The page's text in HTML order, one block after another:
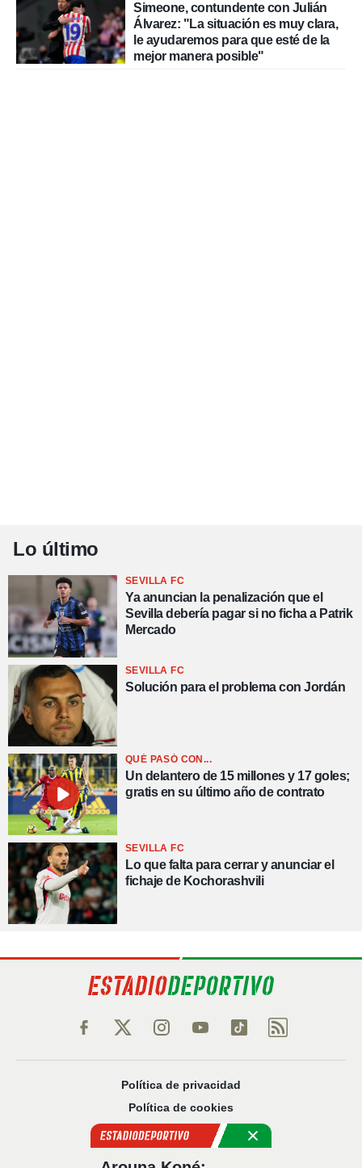
Simeone, contundente con Julián
Álvarez: "La situación es muy clara,
le ayudaremos para que esté de la
mejor manera posible"
Lo último
SEVILLA FC
Ya anuncian la penalización que el
Sevilla debería pagar si no ficha a Patrik
Mercado
SEVILLA FC
Solución para el problema con Jordán
QUÉ PASÓ CON...
Un delantero de 15 millones y 17 goles;
gratis en su último año de contrato
SEVILLA FC
Lo que falta para cerrar y anunciar el
fichaje de Kochorashvili
Política de privacidad
Política de cookies
Política Comercial